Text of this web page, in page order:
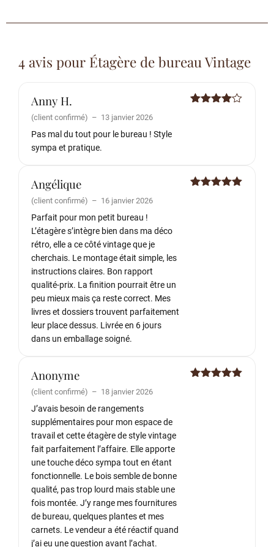
4 avis pour Étagère de bureau Vintage
Anny H.
(client confirmé) – 13 janvier 2026
Pas mal du tout pour le bureau ! Style
sympa et pratique.
Angélique
(client confirmé) – 16 janvier 2026
Parfait pour mon petit bureau !
L’étagère s’intègre bien dans ma déco
rétro, elle a ce côté vintage que je
cherchais. Le montage était simple, les
instructions claires. Bon rapport
qualité-prix. La finition pourrait être un
peu mieux mais ça reste correct. Mes
livres et dossiers trouvent parfaitement
leur place dessus. Livrée en 6 jours
dans un emballage soigné.
Anonyme
(client confirmé) – 18 janvier 2026
J’avais besoin de rangements
supplémentaires pour mon espace de
travail et cette étagère de style vintage
fait parfaitement l’affaire. Elle apporte
une touche déco sympa tout en étant
fonctionnelle. Le bois semble de bonne
qualité, pas trop lourd mais stable une
fois montée. J’y range mes fournitures
de bureau, quelques plantes et mes
carnets. Le vendeur a été réactif quand
j’ai eu une question avant l’achat.